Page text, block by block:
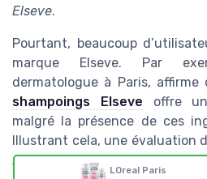
Elseve.
Pourtant, beaucoup
marque Elseve. Par
dermatologue à Paris,
shampoings Elseve offre
malgré la présence de ces
Illustrant cela, une évaluation
Amazon révèle que 70%
LOreal Paris